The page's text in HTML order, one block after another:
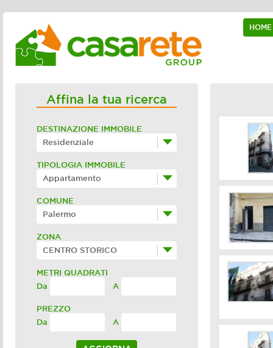
HOME
Affina la tua ricerca
DESTINAZIONE IMMOBILE
Residenziale
TIPOLOGIA IMMOBILE
Appartamento
COMUNE
Palermo
ZONA
CENTRO STORICO
METRI QUADRATI
Da
A
PREZZO
Da
A